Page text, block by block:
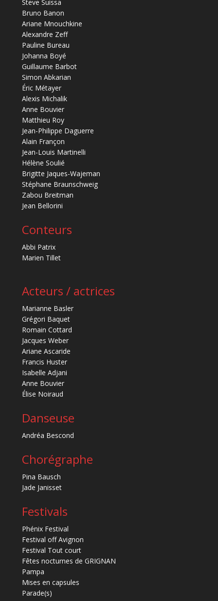
Steve Suissa
Bruno Banon
Ariane Mnouchkine
Alexandre Zeff
Pauline Bureau
Johanna Boyé
Guillaume Barbot
Simon Abkarian
Éric Métayer
Alexis Michalik
Anne Bouvier
Matthieu Roy
Jean-Philippe Daguerre
Alain Françon
Jean-Louis Martinelli
Hélène Soulié
Brigitte Jaques-Wajeman
Stéphane Braunschweig
Zabou Breitman
Jean Bellorini
Conteurs
Abbi Patrix
Marien Tillet
Acteurs / actrices
Marianne Basler
Grégori Baquet
Romain Cottard
Jacques Weber
Ariane Ascaride
Francis Huster
Isabelle Adjani
Anne Bouvier
Élise Noiraud
Danseuse
Andréa Bescond
Chorégraphe
Pina Bausch
Jade Janisset
Festivals
Phénix Festival
Festival off Avignon
Festival Tout court
Fêtes nocturnes de GRIGNAN
Pampa
Mises en capsules
Parade(s)